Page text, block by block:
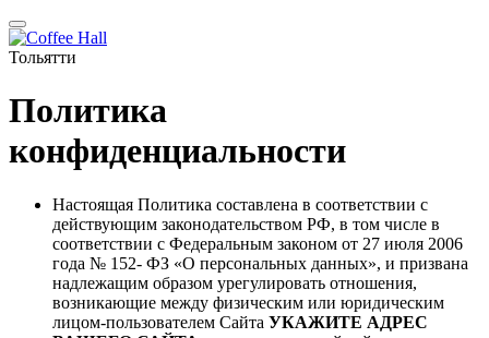
Тольятти
Политика
конфиденциальности
Настоящая Политика составлена в соответствии с
действующим законодательством РФ, в том числе в
соответствии с Федеральным законом от 27 июля 2006
года № 152- ФЗ «О персональных данных», и призвана
надлежащим образом урегулировать отношения,
возникающие между физическим или юридическим
лицом-пользователем Сайта УКАЖИТЕ АДРЕС